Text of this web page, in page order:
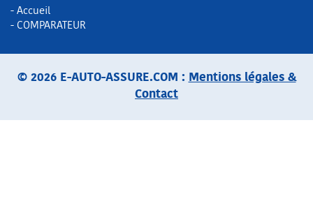
- Accueil
- COMPARATEUR
© 2026 E-AUTO-ASSURE.COM : Mentions légales &
Contact